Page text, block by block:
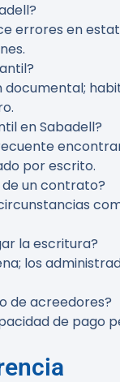
errores en
en Sabadell?
por escrito.
un contrato?
la escritura?
los
de acreedores?
de pago